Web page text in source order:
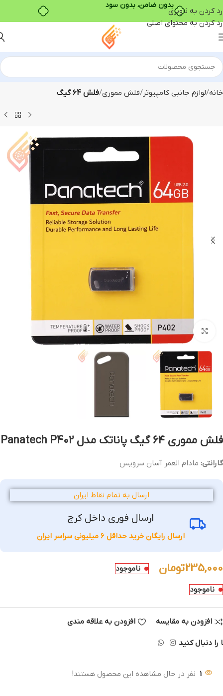
بدون ضامن، بدون سود
رد کردن به ناوبری
رد کردن به محتوای اصلی
خانه لوازم جانبی کامپیوتر فلش مموری فلش 64 گیگ
بزرگنمایی تصویر
فلش مموری ۶۴ گیگ پاناتک مدل Panatech P402
گارانتی: مادام العمر آسان سرویس
ارسال به تمام نقاط ایران
ارسال فوری داخل کرج
ارسال رایگان خرید حداقل 6 میلیونی سراسر ایران
235,000تومان ناموجود
ناموجود
افزودن به مقایسه افزودن به علاقه مندی
را دنبال کنید
1 نفر در حال مشاهده این محصول هستند!